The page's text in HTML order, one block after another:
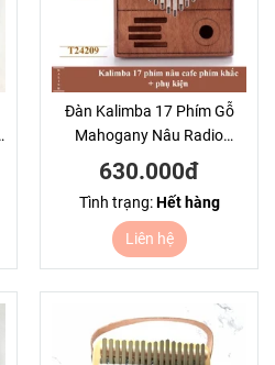
Đàn Kalimba 17 Phím Gỗ
Mahogany Nâu Radio
KaLinh
630.000đ
Tình trạng:Hết hàng
Liên hệ